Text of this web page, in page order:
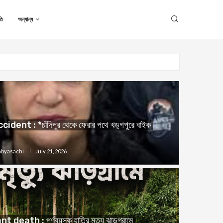
অন্যান্য
: *চাঁদিপুর থেকে ফেরার পথে খড়্গপুরে বাইক
July 21, 2026
death : পূর্ণবয়স্ক হাতির মৃত্যু ঝাড়গ্রামে